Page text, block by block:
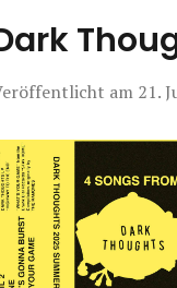
am 21.